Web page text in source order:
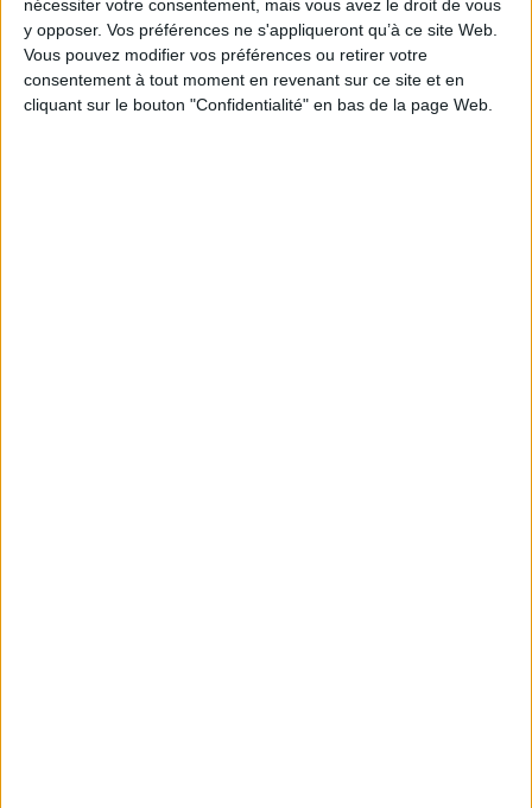
nécessiter votre consentement, mais vous avez le droit de vous
y opposer. Vos préférences ne s'appliqueront qu’à ce site Web.
Vous pouvez modifier vos préférences ou retirer votre
consentement à tout moment en revenant sur ce site et en
cliquant sur le bouton "Confidentialité" en bas de la page Web.
Cybersécurité, ce que chaque PME doit savoir et